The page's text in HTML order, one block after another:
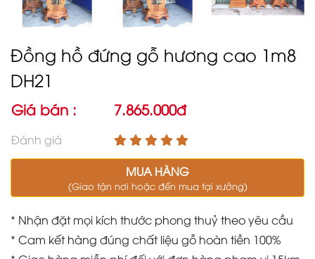
Đồng hồ đứng gỗ hương cao 1m8
DH21
Giá bán : 7.865.000đ
Đánh giá
MUA HÀNG
(Giao tận nơi hoặc đến mua tại xưởng)
* Nhận đặt mọi kích thước phong thuỷ theo yêu cầu
* Cam kết hàng đúng chất liệu gỗ hoàn tiền 100%